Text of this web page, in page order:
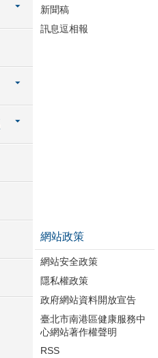
新聞稿
訊息逗相報
網站政策
網站安全政策
隱私權政策
政府網站資料開放宣告
臺北市南港區健康服務中
心網站著作權聲明
RSS